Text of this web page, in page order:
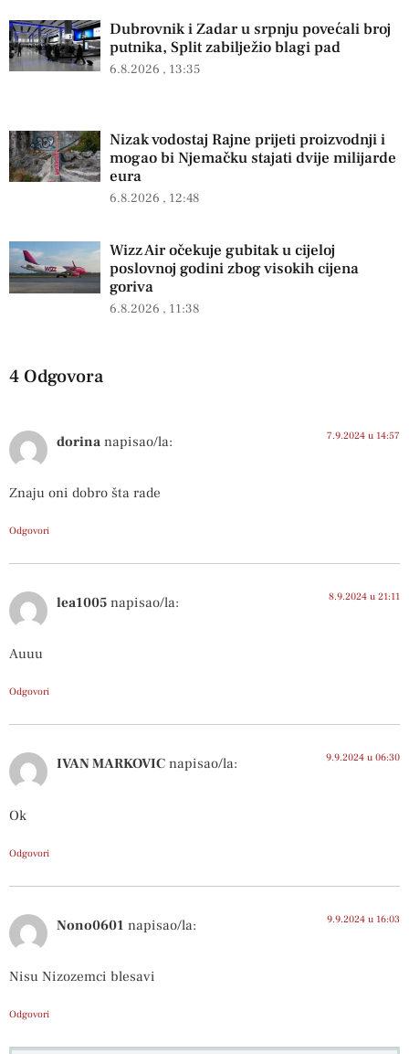
Dubrovnik i Zadar u srpnju povećali broj
putnika, Split zabilježio blagi pad
6.8.2026 13:35
Nizak vodostaj Rajne prijeti proizvodnji i
mogao bi Njemačku stajati dvije milijarde
eura
6.8.2026 12:48
Wizz Air očekuje gubitak u cijeloj
poslovnoj godini zbog visokih cijena
goriva
6.8.2026 11:38
4 Odgovora
dorina napisao/la: 7.9.2024 u 14:57
Znaju oni dobro šta rade
Odgovori
lea1005 napisao/la: 8.9.2024 u 21:11
Auuu
Odgovori
IVAN MARKOVIC napisao/la: 9.9.2024 u 06:30
Ok
Odgovori
Nono0601 napisao/la: 9.9.2024 u 16:03
Nisu Nizozemci blesavi
Odgovori